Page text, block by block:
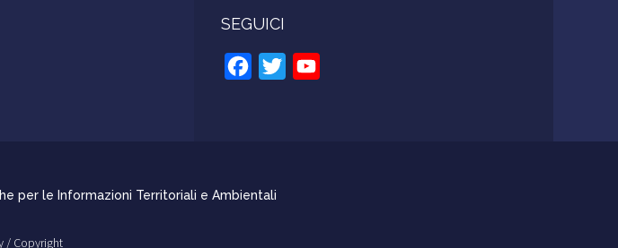
SEGUICI
Facebook
Twitter
per le Informazioni Territoriali e Ambientali
/ Copyright